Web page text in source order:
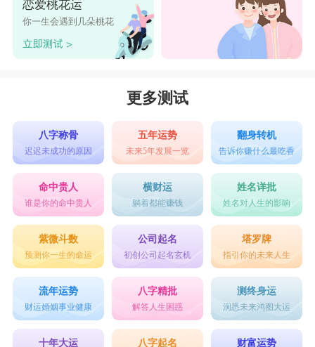
恋爱桃花运
你一生会遇到几朵桃花
更多测试
八字称骨
迟迟未成功的原因
五年运势
未来5年发展一览
翻身转机
告诉你赚什么最吃香
命中贵人
谁是你的命中贵人
横财运
躺着都能赚钱
姓名详批
姓名对人生的影响
紫微斗数
预测你一生的命运
公司起名
初创公司起名玄机
塔罗牌
指引你的未来人生
流年运势
财运婚姻事业健康
八字精批
解答人生困惑
测终身运
洞悉未来鸿图大运
十年大运 八字起名 财富运势